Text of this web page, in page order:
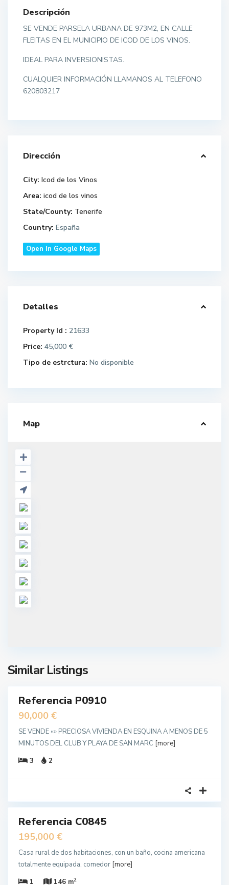
Descripción
SE VENDE PARSELA URBANA DE 973M2, EN CALLE
FLEITAS EN EL MUNICIPIO DE ICOD DE LOS VINOS.
IDEAL PARA INVERSIONISTAS.
CUALQUIER INFORMACIÓN LLAMANOS AL TELEFONO
620803217
Dirección
City: Icod de los Vinos
Area: icod de los vinos
State/County: Tenerife
Country: España
Open In Google Maps
Detalles
Property Id : 21633
Price: 45,000 €
Tipo de estrctura: No disponible
Map
Similar Listings
24
Referencia P0910
90,000 €
SE VENDE «» PRECIOSA VIVIENDA EN ESQUINA A MENOS DE 5
MINUTOS DEL CLUB Y PLAYA DE SAN MARC [more]
3
2
Referencia C0845
195,000 €
Casa rural de dos habitaciones, con un baño, cocina americana
totalmente equipada, comedor [more]
1
146 m2